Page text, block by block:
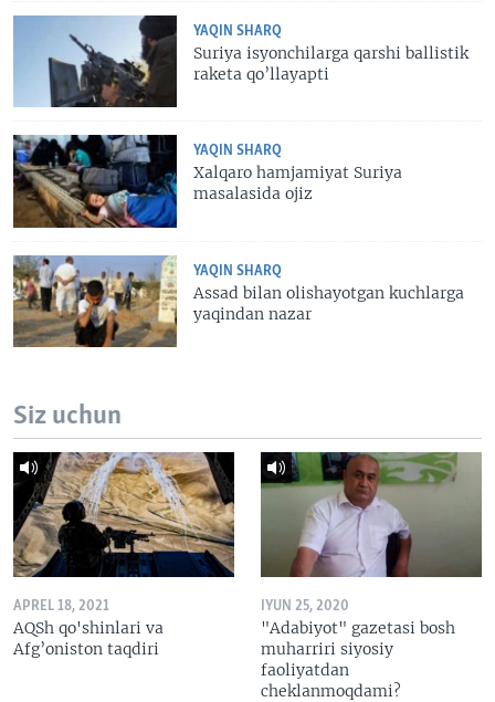
YAQIN SHARQ
Suriya isyonchilarga qarshi ballistik
raketa qo’llayapti
YAQIN SHARQ
Xalqaro hamjamiyat Suriya
masalasida ojiz
YAQIN SHARQ
Assad bilan olishayotgan kuchlarga
yaqindan nazar
Siz uchun
APREL 18, 2021
AQSh qo'shinlari va
Afg’oniston taqdiri
IYUN 25, 2020
"Adabiyot" gazetasi bosh
muharriri siyosiy
faoliyatdan
cheklanmoqdami?